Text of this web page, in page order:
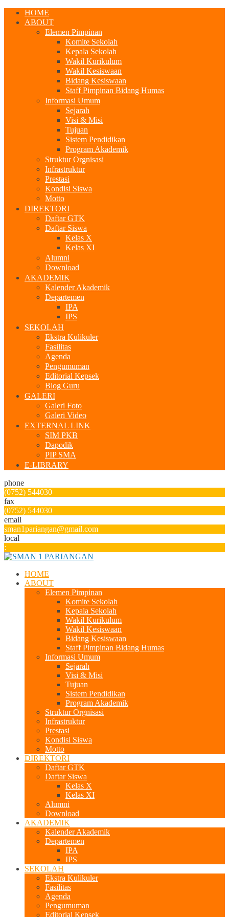
HOME
ABOUT
Elemen Pimpinan
Komite Sekolah
Kepala Sekolah
Wakil Kurikulum
Wakil Kesiswaan
Bidang Kesiswaan
Staff Pimpinan Bidang Humas
Informasi Umum
Sejarah
Visi & Misi
Tujuan
Sistem Pendidikan
Program Akademik
Struktur Orgnisasi
Infrastruktur
Prestasi
Kondisi Siswa
Motto
DIREKTORI
Daftar GTK
Daftar Siswa
Kelas X
Kelas XI
Alumni
Download
AKADEMIK
Kalender Akademik
Departemen
IPA
IPS
SEKOLAH
Ekstra Kulikuler
Fasilitas
Agenda
Pengumuman
Editorial Kepsek
Blog Guru
GALERI
Galeri Foto
Galeri Video
EXTERNAL LINK
SIM PKB
Dapodik
PIP SMA
E-LIBRARY
phone
(0752) 544030
fax
(0752) 544030
email
sman1pariangan@gmail.com
local
:
HOME
ABOUT
Elemen Pimpinan
Komite Sekolah
Kepala Sekolah
Wakil Kurikulum
Wakil Kesiswaan
Bidang Kesiswaan
Staff Pimpinan Bidang Humas
Informasi Umum
Sejarah
Visi & Misi
Tujuan
Sistem Pendidikan
Program Akademik
Struktur Orgnisasi
Infrastruktur
Prestasi
Kondisi Siswa
Motto
DIREKTORI
Daftar GTK
Daftar Siswa
Kelas X
Kelas XI
Alumni
Download
AKADEMIK
Kalender Akademik
Departemen
IPA
IPS
SEKOLAH
Ekstra Kulikuler
Fasilitas
Agenda
Pengumuman
Editorial Kepsek